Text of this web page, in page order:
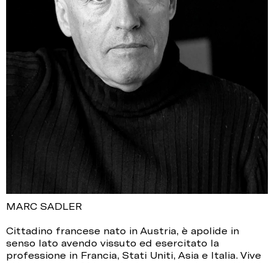
MARC SADLER
Cittadino francese nato in Austria, è apolide in
senso lato avendo vissuto ed esercitato la
professione in Francia, Stati Uniti, Asia e Italia. Vive